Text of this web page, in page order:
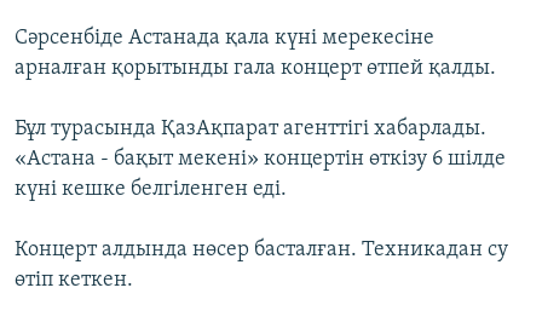
Cәрсенбіде Астанада қала күні мерекесіне
арналған қорытынды гала концерт өтпей қалды.
Бұл турасында ҚазАқпарат агенттігі хабарлады.
«Астана - бақыт мекені» концертін өткізу 6 шілде
күні кешке белгіленген еді.
Концерт алдында нөсер басталған. Техникадан су
өтіп кеткен.